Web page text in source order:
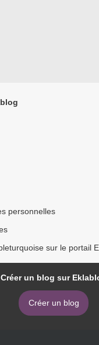
personnelles
sur le portail
Créer un blog sur
Créer un blog